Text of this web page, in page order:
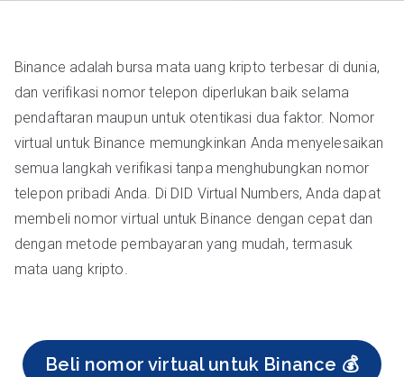
Binance adalah bursa mata uang kripto terbesar di dunia,
dan verifikasi nomor telepon diperlukan baik selama
pendaftaran maupun untuk otentikasi dua faktor. Nomor
virtual untuk Binance memungkinkan Anda menyelesaikan
semua langkah verifikasi tanpa menghubungkan nomor
telepon pribadi Anda. Di DID Virtual Numbers, Anda dapat
membeli nomor virtual untuk Binance dengan cepat dan
dengan metode pembayaran yang mudah, termasuk
mata uang kripto.
Beli nomor virtual untuk Binance 💰